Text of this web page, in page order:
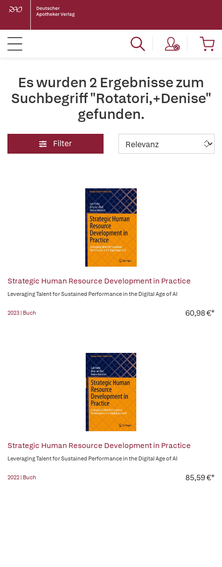
Es wurden 2 Ergebnisse zum
Suchbegriff "Rotatori,+Denise"
gefunden.
Filter
Strategic Human Resource Development in Practice
Leveraging Talent for Sustained Performance in the Digital Age of AI
2023 | Buch 60,98 €*
Strategic Human Resource Development in Practice
Leveraging Talent for Sustained Performance in the Digital Age of AI
2022 | Buch 85,59 €*